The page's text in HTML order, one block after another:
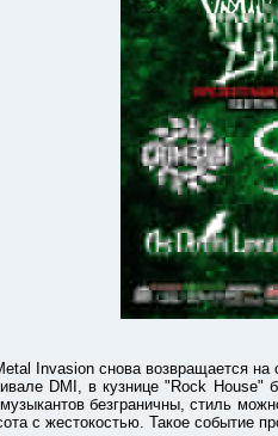
Invasion снова возвращается на
в кузнице "Rock House"
безграничны, стиль
с жестокостью. Такое